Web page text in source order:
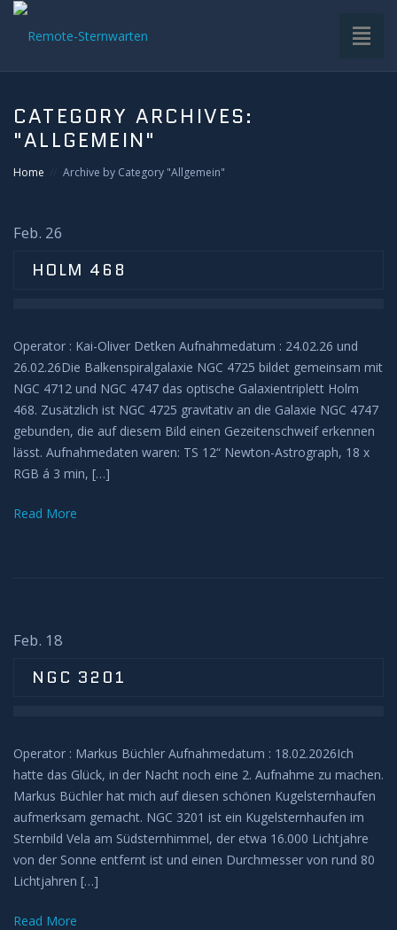
VDS-STERNWARTE
INFRASTRUKTUR
BETRIEB
Galerie
Beobachtung Hochladen
KONTAKT
MITMACHEN
CATEGORY ARCHIVES:
"ALLGEMEIN"
Home Archive by Category "Allgemein"
Feb. 26
HOLM 468
Operator : Kai-Oliver Detken Aufnahmedatum : 24.02.26 und
26.02.26Die Balkenspiralgalaxie NGC 4725 bildet gemeinsam mit
NGC 4712 und NGC 4747 das optische Galaxientriplett Holm
468. Zusätzlich ist NGC 4725 gravitativ an die Galaxie NGC 4747
gebunden, die auf diesem Bild einen Gezeitenschweif erkennen
lässt. Aufnahmedaten waren: TS 12“ Newton-Astrograph, 18 x
RGB á 3 min, […]
Read More
Feb. 18
NGC 3201
Operator : Markus Büchler Aufnahmedatum : 18.02.2026Ich
hatte das Glück, in der Nacht noch eine 2. Aufnahme zu machen.
Markus Büchler hat mich auf diesen schönen Kugelsternhaufen
aufmerksam gemacht. NGC 3201 ist ein Kugelsternhaufen im
Sternbild Vela am Südsternhimmel, der etwa 16.000 Lichtjahre
von der Sonne entfernt ist und einen Durchmesser von rund 80
Lichtjahren […]
Read More